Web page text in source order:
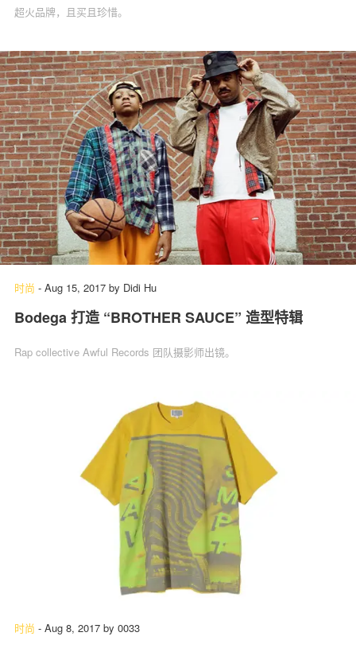
超火品牌，且买且珍惜。
时尚 - Aug 15, 2017 by Didi Hu
Bodega 打造 “BROTHER SAUCE” 造型特辑
Rap collective Awful Records 团队摄影师出镜。
时尚 - Aug 8, 2017 by 0033